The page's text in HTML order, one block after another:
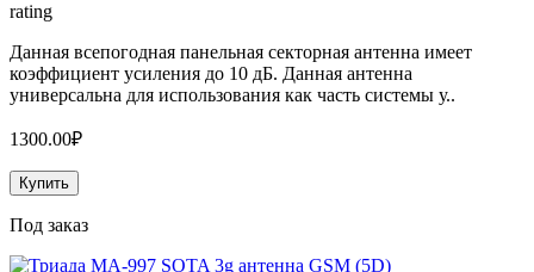
rating
Данная всепогодная панельная секторная антенна имеет
коэффициент усиления до 10 дБ. Данная антенна
универсальна для использования как часть системы у..
1300.00₽
Купить
Под заказ